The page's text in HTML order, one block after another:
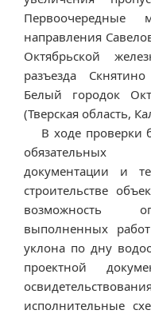
Первоочередные
направления
Октябрьской
разъезда
Белый городок
(Тверская область,
В ходе проверки
обязательных
документации и
строительстве
возможность
выполненных
уклона по дну
проектной
исполнительные